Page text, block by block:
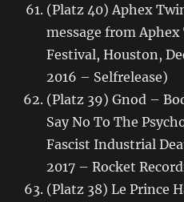
(Platz 40) Aphex
message from
Festival, Houston,
2016 – Selfrelease)
(Platz 39) Gnod –
Say No To The
Fascist Industrial
2017 – Rocket
(Platz 38) Le Prince